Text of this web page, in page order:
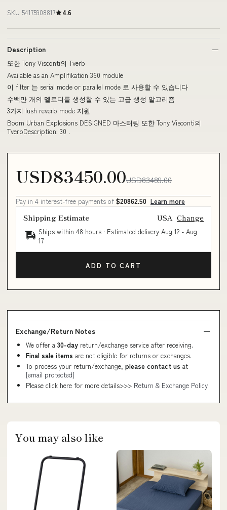
SKU 54175908817 4.6
Description
또한 Tony Visconti의 Tverb
Available as an Amplifikation 360 module
이 filter 는 serial mode or parallel mode 로 사용할 수 있습니다
수백만 개의 멜로디를 생성할 수 있는 고급 생성 알고리즘
3가지 lush reverb mode 지원
Boom Urban Explosions DESIGNED 마스터링 또한 Tony Visconti의
TverbDescription: 30 .
USD83450.00USD83489.00
Pay in 4 interest-free payments of $20862.50 Learn more
Shipping Estimate USA Change
Ships within 48 hours · Estimated delivery Aug 12 - Aug
17
ADD TO CART
Exchange/Return Notes
We offer a 30-day return/exchange service after receiving.
Final sale items are not eligible for returns or exchanges.
To process your return/exchange, please contact us at
[email protected]
Please click here for more details>>> Return & Exchange Policy
You may also like